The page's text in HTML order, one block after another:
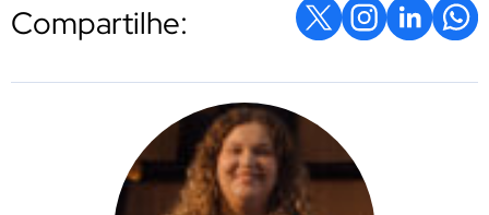
Compartilhe: